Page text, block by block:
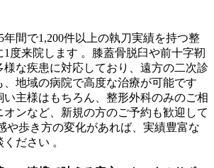
年間で1,200件以上の執刀実績を持つ整
度来院します 。膝蓋骨脱臼や前十字靭
な疾患に対応しており、遠方の二次診
地域の病院で高度な治療が可能です
い主様はもちろん、整形外科のみのご相
ンなど、新規の方のご予約も歓迎して
や歩き方の変化があれば、実績豊富な
ださい 。